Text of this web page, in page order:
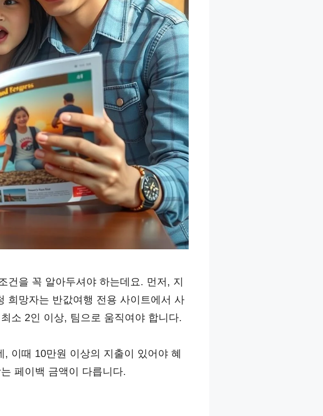
건을 꼭 알아두셔야 하는데요. 먼저, 지
희망자는 반값여행 전용 사이트에서 사
소 2인 이상, 팀으로 움직여야 합니다.
이때 10만원 이상의 지출이 있어야 혜
페이백 금액이 다릅니다.